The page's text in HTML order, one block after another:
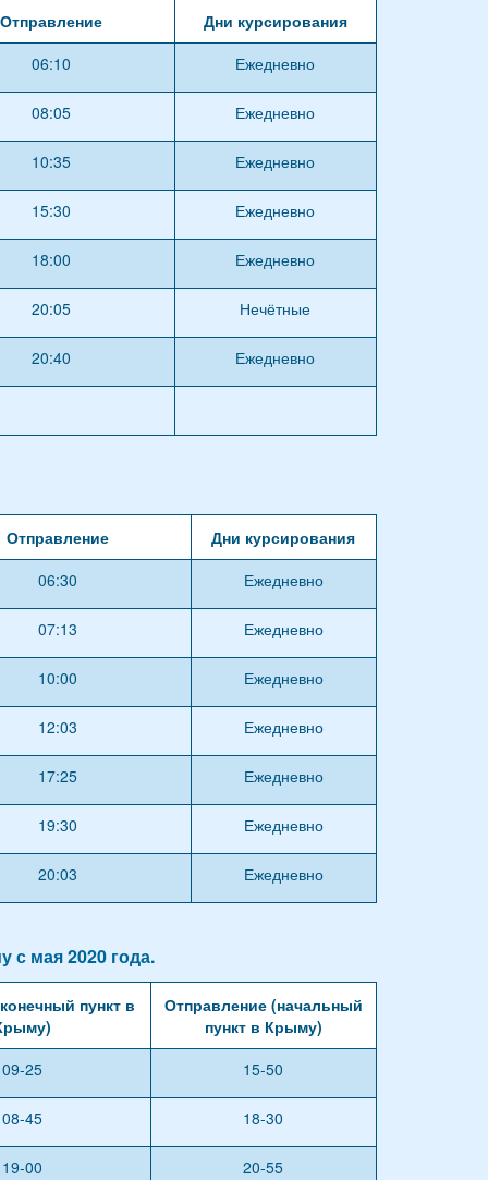
Отправление
Дни курсирования
06:10 Ежедневно
08:05 Ежедневно
10:35 Ежедневно
15:30 Ежедневно
18:00 Ежедневно
20:05 Нечётные
20:40 Ежедневно
Отправление
Дни курсирования
06:30 Ежедневно
07:13 Ежедневно
10:00 Ежедневно
12:03 Ежедневно
17:25 Ежедневно
19:30 Ежедневно
20:03 Ежедневно
с мая 2020 года.
пункт в
Отправление (начальный
пункт в Крыму)
09-25 15-50
08-45 18-30
19-00 20-55